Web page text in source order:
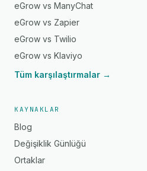
eGrow vs ManyChat
eGrow vs Zapier
eGrow vs Twilio
eGrow vs Klaviyo
Tüm karşılaştırmalar →
KAYNAKLAR
Blog
Değişiklik Günlüğü
Ortaklar